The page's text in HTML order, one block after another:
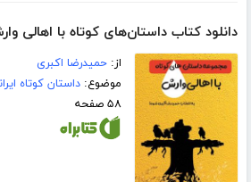
دانلود کتاب داستان‌های کوتاه با اهالی
از:حمیدرضا اکبری
موضوع:داستان کوتاه
۵۸ صفحه